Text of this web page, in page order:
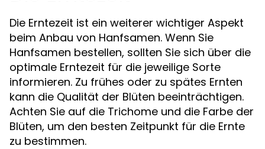
Die Erntezeit ist ein weiterer wichtiger Aspekt
beim Anbau von Hanfsamen. Wenn Sie
Hanfsamen bestellen, sollten Sie sich über die
optimale Erntezeit für die jeweilige Sorte
informieren. Zu frühes oder zu spätes Ernten
kann die Qualität der Blüten beeinträchtigen.
Achten Sie auf die Trichome und die Farbe der
Blüten, um den besten Zeitpunkt für die Ernte
zu bestimmen.